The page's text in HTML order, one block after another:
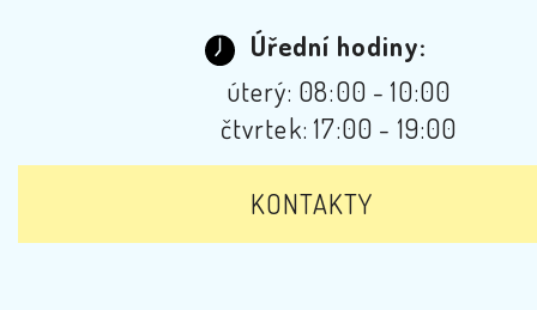
Úřední hodiny:
úterý: 08:00 - 10:00
čtvrtek: 17:00 - 19:00
KONTAKTY